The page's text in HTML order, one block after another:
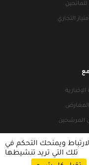
التجاري
المرشحين
ويمنحك التحكم في
تلك التي تريد تنشيطها